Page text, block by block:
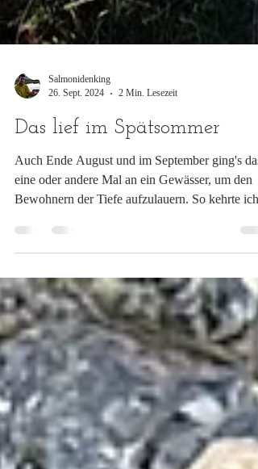
26. Sept. 2024
2 Min. Lesezeit
Das lief im Spätsommer
Auch Ende August und im September ging's das
eine oder andere Mal an ein Gewässer, um den